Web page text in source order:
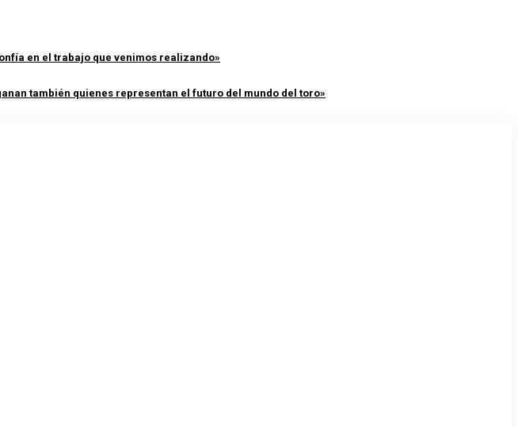
en el trabajo que venimos realizando»
también quienes representan el futuro del mundo del toro»